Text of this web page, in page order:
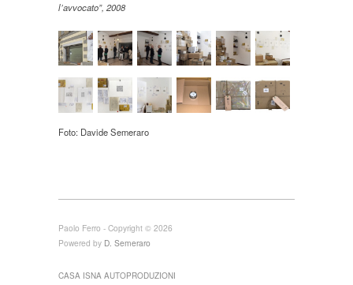
l’avvocato”, 2008
Foto: Davide Semeraro
Paolo Ferro - Copyright © 2026
Powered by D. Semeraro
CASA ISNA AUTOPRODUZIONI